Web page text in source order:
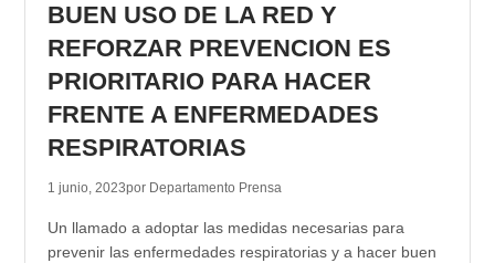
BUEN USO DE LA RED Y
REFORZAR PREVENCION ES
PRIORITARIO PARA HACER
FRENTE A ENFERMEDADES
RESPIRATORIAS
1 junio, 2023por Departamento Prensa
Un llamado a adoptar las medidas necesarias para
prevenir las enfermedades respiratorias y a hacer buen